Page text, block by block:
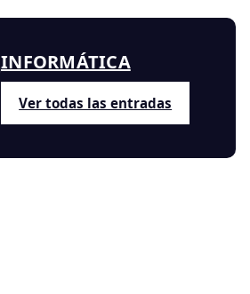
INFORMÁTICA
Ver todas las entradas